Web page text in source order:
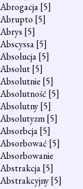
Abrogacja[5]
Abrupto [5]
Abrys [5]
Abscyssa[5]
Absolucja[5]
Absolut[5]
Absolutnie [5]
Absolutność [5]
Absolutny[5]
Absolutyzm[5]
Absorbcja[5]
Absorbować [5]
Absorbowanie
Abstrakcja[5]
Abstrakcyjny[5]